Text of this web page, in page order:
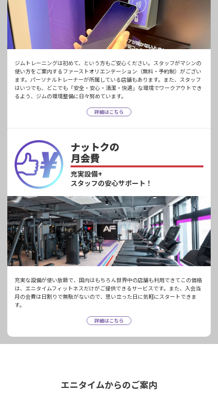
ジムトレーニングは初めて、という方もご安心ください。スタッフがマシンの
使い方をご案内するファーストオリエンテーション（無料・予約制）がござい
ます。パーソナルトレーナーが所属している店舗もあります。また、スタッフ
はいつでも、どこでも「安全・安心・清潔・快適」な環境でワークアウトでき
るよう、ジムの環境整備に日々努めています。
詳細はこちら
ナットクの
月会費
充実設備+
スタッフの安心サポート！
充実な設備が使い放題で、国内はもちろん世界中の店舗も利用できてこの価格
は、エニタイムフィットネスだけがご提供できるサービスです。また、入会当
月の会費は日割りで無駄がないので、思い立った日に気軽にスタートできま
す。
詳細はこちら
エニタイムからのご案内